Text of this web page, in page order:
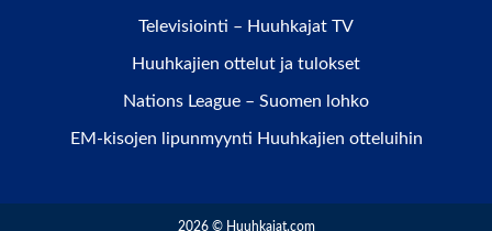
Televisiointi – Huuhkajat TV
Huuhkajien ottelut ja tulokset
Nations League – Suomen lohko
EM-kisojen lipunmyynti Huuhkajien otteluihin
2026 © Huuhkajat.com